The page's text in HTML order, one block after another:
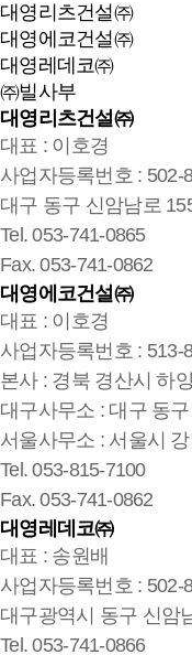
대영리츠건설㈜
대영에코건설㈜
대영레데코㈜
㈜빌사부
대영리츠건설㈜
대표 : 이호경
사업자등록번호 : 502-
대구 동구 신암남로
Tel. 053-741-0865
Fax. 053-741-0862
대영에코건설㈜
대표 : 이호경
사업자등록번호 : 513-
본사 : 경북 경산시 하
대구사무소 : 대구 동
서울사무소 : 서울시
Tel. 053-815-7100
Fax. 053-741-0862
대영레데코㈜
대표 : 송원배
사업자등록번호 : 502-
대구광역시 동구 신암
Tel. 053-741-0866